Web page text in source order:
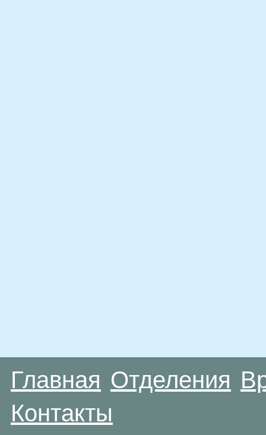
Главная Отделения
Контакты